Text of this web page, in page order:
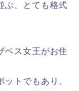
ぶ、とても格式
ベス女王がお住
トでもあり、